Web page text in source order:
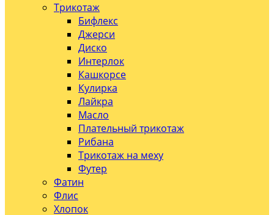
Трикотаж
Бифлекс
Джерси
Диско
Интерлок
Кашкорсе
Кулирка
Лайкра
Масло
Плательный трикотаж
Рибана
Трикотаж на меху
Футер
Фатин
Флис
Хлопок